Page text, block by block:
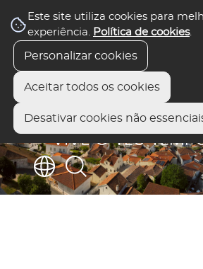
Este site utiliza cookies para
experiência. Política de cookies.
Personalizar cookies
Aceitar todos os cookies
Desativar cookies não